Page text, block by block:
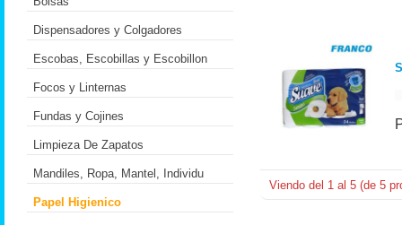
Viendo del 1 al 5 (de 5
Dispensadores y Colgadores
Escobas, Escobillas y Escobillon
Focos y Linternas
Fundas y Cojines
Limpieza De Zapatos
Mandiles, Ropa, Mantel, Individu
Papel Higienico